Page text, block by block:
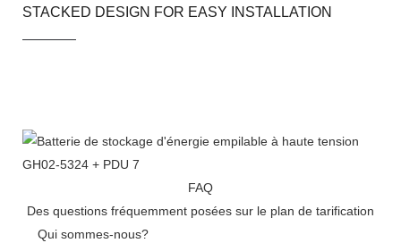
STACKED DESIGN FOR EASY INSTALLATION
FAQ
Des questions fréquemment posées sur le plan de tarification
Qui sommes-nous?